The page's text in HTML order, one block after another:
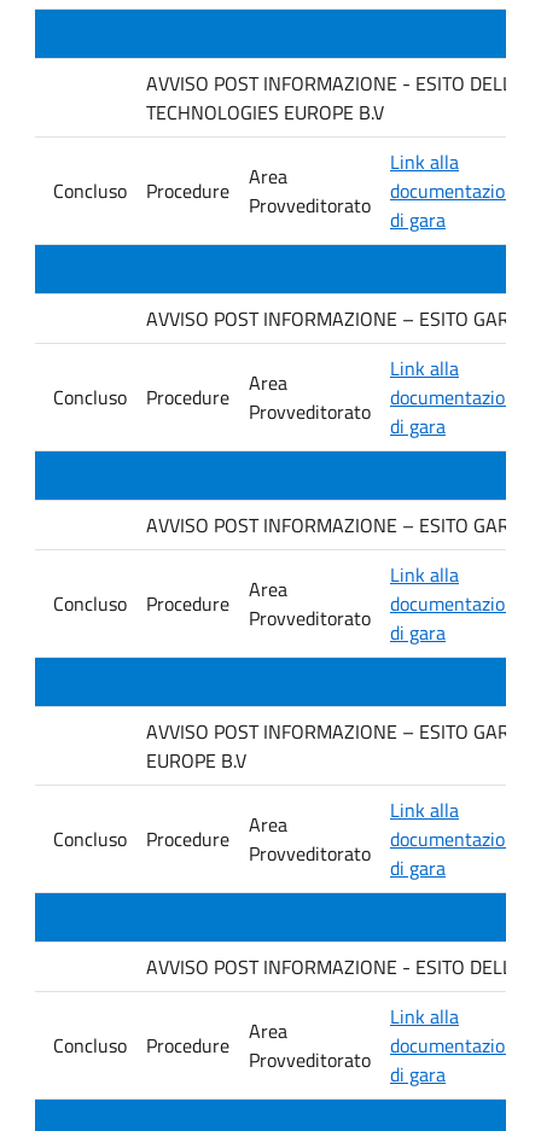
AVVISO POST INFORMAZIONE - ESITO DELLA
TECHNOLOGIES EUROPE B.V
Concluso Procedure
Area
Provveditorato
Link alla
documentazione
di gara
AVVISO POST INFORMAZIONE – ESITO GARA
Concluso Procedure
Area
Provveditorato
Link alla
documentazione
di gara
AVVISO POST INFORMAZIONE – ESITO GARA
Concluso Procedure
Area
Provveditorato
Link alla
documentazione
di gara
AVVISO POST INFORMAZIONE – ESITO GARA
EUROPE B.V
Concluso Procedure
Area
Provveditorato
Link alla
documentazione
di gara
AVVISO POST INFORMAZIONE - ESITO
Concluso Procedure
Area
Provveditorato
Link alla
documentazione
di gara